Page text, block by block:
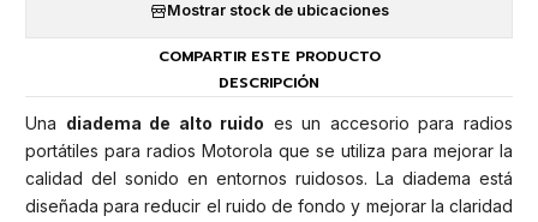
Mostrar stock de ubicaciones
COMPARTIR ESTE PRODUCTO
DESCRIPCIÓN
Una diadema de alto ruido es un accesorio para radios
portátiles para radios Motorola que se utiliza para mejorar la
calidad del sonido en entornos ruidosos. La diadema está
diseñada para reducir el ruido de fondo y mejorar la claridad